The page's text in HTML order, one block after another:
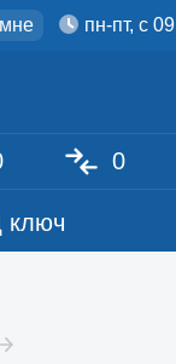
пн-пт, с
ключ
0